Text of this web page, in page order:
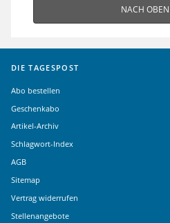
NACH OBEN
DIE TAGESPOST
Abo bestellen
Geschenkabo
Artikel-Archiv
Schlagwort-Index
AGB
Sitemap
Vertrag widerrufen
Stellenangebote